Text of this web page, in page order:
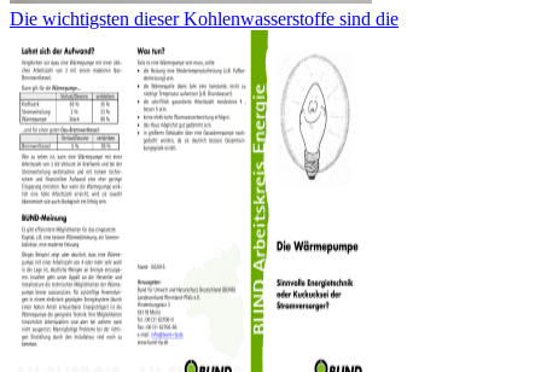
Die wichtigsten dieser Kohlenwasserstoffe sind die